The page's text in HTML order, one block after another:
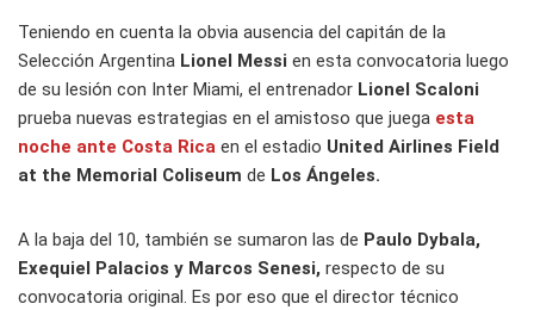
Teniendo en cuenta la obvia ausencia del capitán de la
Selección Argentina Lionel Messi en esta convocatoria luego
de su lesión con Inter Miami, el entrenador Lionel Scaloni
prueba nuevas estrategias en el amistoso que juega esta
noche ante Costa Rica en el estadio United Airlines Field
at the Memorial Coliseum de Los Ángeles.
A la baja del 10, también se sumaron las de Paulo Dybala,
Exequiel Palacios y Marcos Senesi, respecto de su
convocatoria original. Es por eso que el director técnico